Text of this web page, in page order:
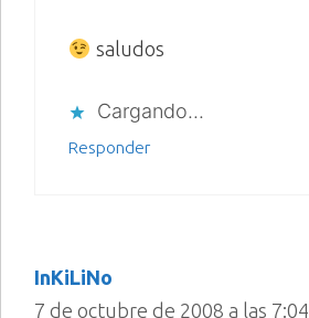
saludos
Cargando...
Responder
InKiLiNo
7 de octubre de 2008 a las 7:04